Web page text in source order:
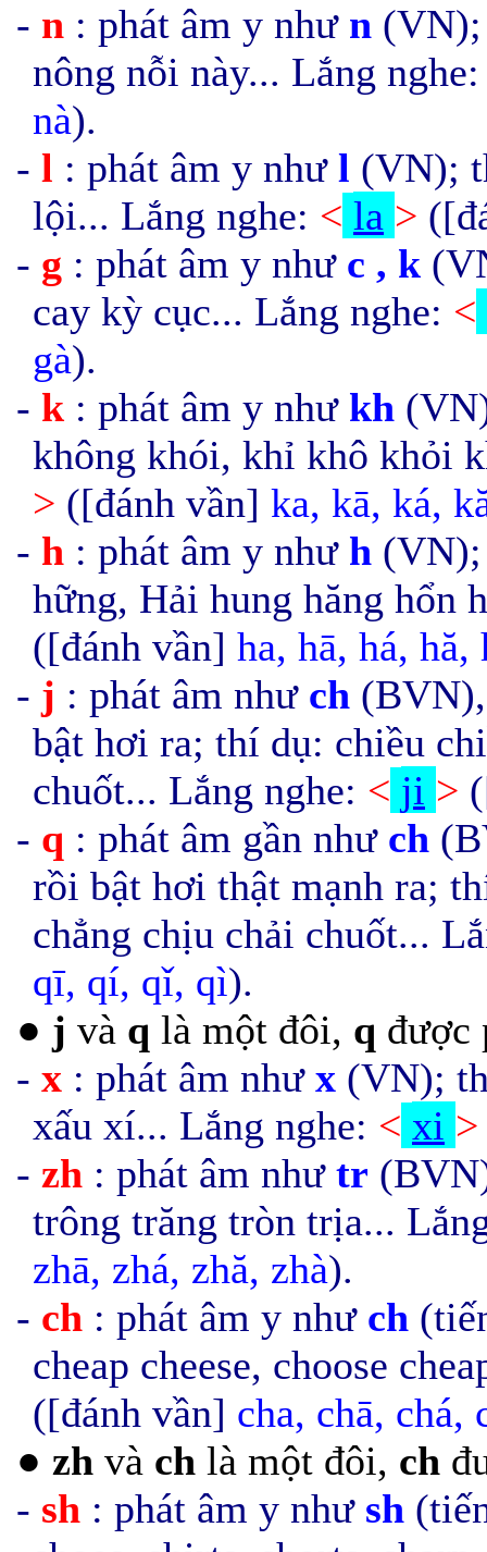
- n : phát âm y như n (VN);
nông nỗi này... Lắng
nà).
- l : phát âm y như l (VN);
lội... Lắng nghe: < la >
- g : phát âm y như c , k
cay kỳ cục... Lắng nghe: <
gà).
- k : phát âm y như kh
không khói, khỉ khô khỏi
> ([đánh vần] ka, kā, ká,
- h : phát âm y như h (VN);
hững, Hải hung hăng hổn
([đánh vần] ha, hā, há, hă,
- j : phát âm như ch
bật hơi ra; thí dụ: chiều
chuốt... Lắng nghe: < ji >
- q : phát âm gần như ch
rồi bật hơi thật mạnh ra;
chẳng chịu chải chuốt...
qī, qí, qǐ, qì).
● j và q là một đôi, q được
- x : phát âm như x (VN);
xấu xí... Lắng nghe: < xi >
- zh : phát âm như tr
trông trăng tròn trịa...
zhā, zhá, zhă, zhà).
- ch : phát âm y như ch
cheap cheese, choose
([đánh vần] cha, chā, chá,
● zh và ch là một đôi, ch
- sh : phát âm y như sh